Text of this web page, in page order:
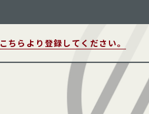
こちらより登録してください。